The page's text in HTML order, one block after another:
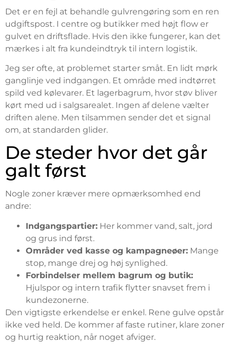
Det er en fejl at behandle gulvrengøring som en ren
udgiftspost. I centre og butikker med højt flow er
gulvet en driftsflade. Hvis den ikke fungerer, kan det
mærkes i alt fra kundeindtryk til intern logistik.
Jeg ser ofte, at problemet starter småt. En lidt mørk
ganglinje ved indgangen. Et område med indtørret
spild ved kølevarer. Et lagerbagrum, hvor støv bliver
kørt med ud i salgsarealet. Ingen af delene vælter
driften alene. Men tilsammen sender det et signal
om, at standarden glider.
De steder hvor det går
galt først
Nogle zoner kræver mere opmærksomhed end
andre:
Indgangspartier: Her kommer vand, salt, jord
og grus ind først.
Områder ved kasse og kampagneøer: Mange
stop, mange drej og høj synlighed.
Forbindelser mellem bagrum og butik:
Hjulspor og intern trafik flytter snavset frem i
kundezonerne.
Den vigtigste erkendelse er enkel. Rene gulve opstår
ikke ved held. De kommer af faste rutiner, klare zoner
og hurtig reaktion, når noget afviger.